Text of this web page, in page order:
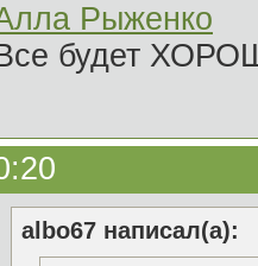
Рыженко
будет
albo67 написал(а):